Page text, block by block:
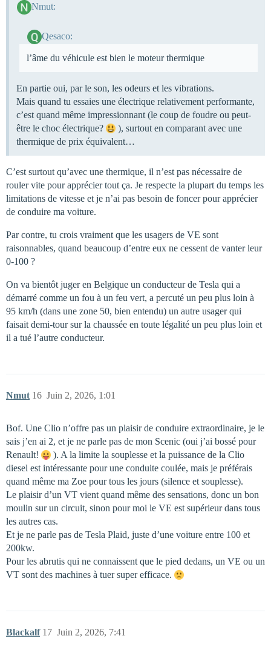
Nmut:
Qesaco:
l’âme du véhicule est bien le moteur thermique
En partie oui, par le son, les odeurs et les vibrations.
Mais quand tu essaies une électrique relativement performante,
c’est quand même impressionnant (le coup de foudre ou peut-
être le choc électrique?
), surtout en comparant avec une
thermique de prix équivalent…
C’est surtout qu’avec une thermique, il n’est pas nécessaire de
rouler vite pour apprécier tout ça. Je respecte la plupart du temps les
limitations de vitesse et je n’ai pas besoin de foncer pour apprécier
de conduire ma voiture.
Par contre, tu crois vraiment que les usagers de VE sont
raisonnables, quand beaucoup d’entre eux ne cessent de vanter leur
0-100 ?
On va bientôt juger en Belgique un conducteur de Tesla qui a
démarré comme un fou à un feu vert, a percuté un peu plus loin à
95 km/h (dans une zone 50, bien entendu) un autre usager qui
faisait demi-tour sur la chaussée en toute légalité un peu plus loin et
il a tué l’autre conducteur.
Nmut Juin 2, 2026, 1:01
16
Bof. Une Clio n’offre pas un plaisir de conduire extraordinaire, je le
sais j’en ai 2, et je ne parle pas de mon Scenic (oui j’ai bossé pour
Renault!
). A la limite la souplesse et la puissance de la Clio
diesel est intéressante pour une conduite coulée, mais je préférais
quand même ma Zoe pour tous les jours (silence et souplesse).
Le plaisir d’un VT vient quand même des sensations, donc un bon
moulin sur un circuit, sinon pour moi le VE est supérieur dans tous
les autres cas.
Et je ne parle pas de Tesla Plaid, juste d’une voiture entre 100 et
200kw.
Pour les abrutis qui ne connaissent que le pied dedans, un VE ou un
VT sont des machines à tuer super efficace.
Blackalf Juin 2, 2026, 7:41
17